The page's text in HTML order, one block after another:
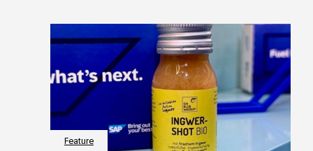
Feature